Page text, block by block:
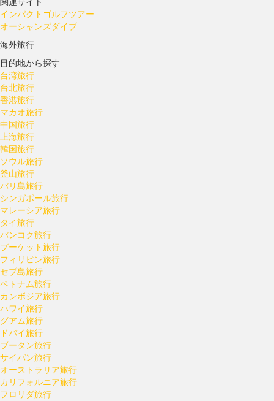
インパクトゴルフツアー
オーシャンズダイブ
海外旅行
目的地から探す
台湾旅行
台北旅行
香港旅行
マカオ旅行
中国旅行
上海旅行
韓国旅行
ソウル旅行
釜山旅行
バリ島旅行
シンガポール旅行
マレーシア旅行
タイ旅行
バンコク旅行
プーケット旅行
フィリピン旅行
セブ島旅行
ベトナム旅行
カンボジア旅行
ハワイ旅行
グアム旅行
ドバイ旅行
ブータン旅行
サイパン旅行
オーストラリア旅行
カリフォルニア旅行
フロリダ旅行